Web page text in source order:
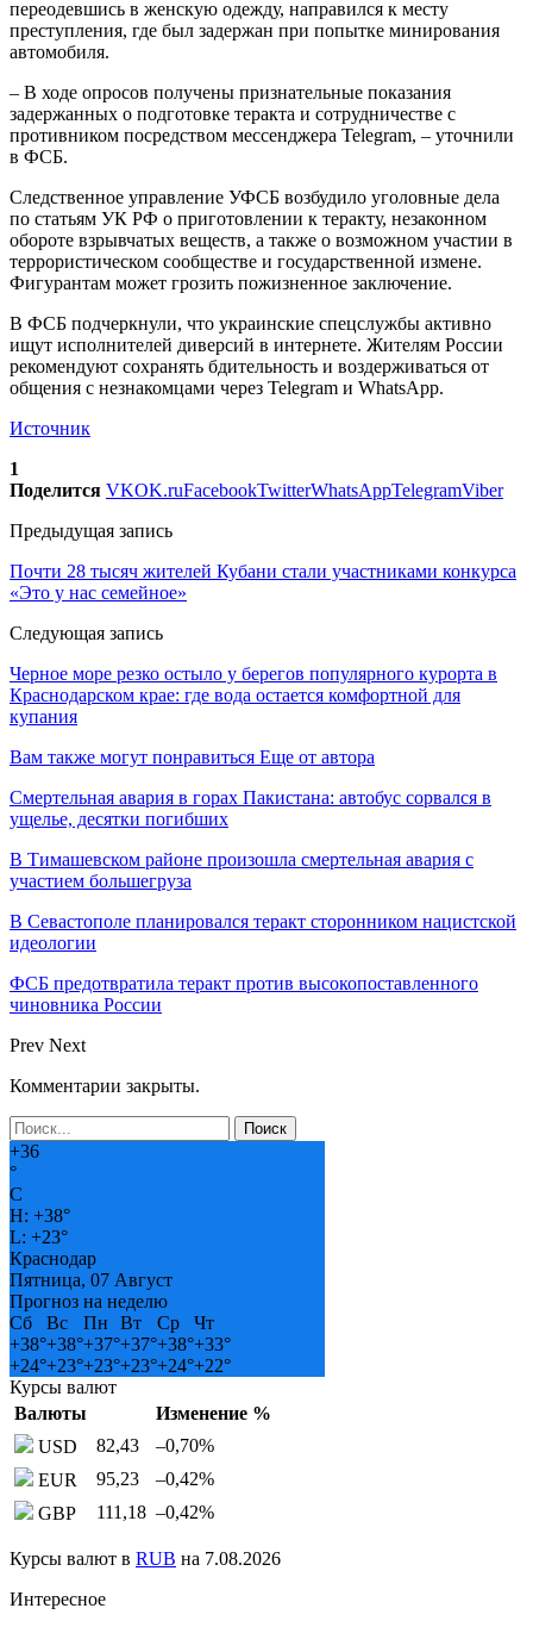
переодевшись в женскую одежду, направился к месту
преступления, где был задержан при попытке минирования
автомобиля.
– В ходе опросов получены признательные показания
задержанных о подготовке теракта и сотрудничестве с
противником посредством мессенджера Telegram, – уточнили
в ФСБ.
Следственное управление УФСБ возбудило уголовные дела
по статьям УК РФ о приготовлении к теракту, незаконном
обороте взрывчатых веществ, а также о возможном участии в
террористическом сообществе и государственной измене.
Фигурантам может грозить пожизненное заключение.
В ФСБ подчеркнули, что украинские спецслужбы активно
ищут исполнителей диверсий в интернете. Жителям России
рекомендуют сохранять бдительность и воздерживаться от
общения с незнакомцами через Telegram и WhatsApp.
Источник
1
Поделится VKOK.ruFacebookTwitterWhatsAppTelegramViber
Предыдущая запись
Почти 28 тысяч жителей Кубани стали участниками конкурса
«Это у нас семейное»
Следующая запись
Черное море резко остыло у берегов популярного курорта в
Краснодарском крае: где вода остается комфортной для
купания
Вам также могут понравиться Еще от автора
Смертельная авария в горах Пакистана: автобус сорвался в
ущелье, десятки погибших
В Тимашевском районе произошла смертельная авария с
участием большегруза
В Севастополе планировался теракт сторонником нацистской
идеологии
ФСБ предотвратила теракт против высокопоставленного
чиновника России
Prev Next
Комментарии закрыты.
+36
°
C
H: +38°
L: +23°
Краснодар
Пятница, 07 Август
Прогноз на неделю
Сб
Вс Пн Вт Ср
Чт
+38°+38°+37°+37°+38°+33°
+24°+23°+23°+23°+24°+22°
Курсы валют
Валюты
Изменение %
USD
82,43 –0,70%
EUR
95,23 –0,42%
GBP
111,18 –0,42%
Курсы валют в RUB на 7.08.2026
Интересное